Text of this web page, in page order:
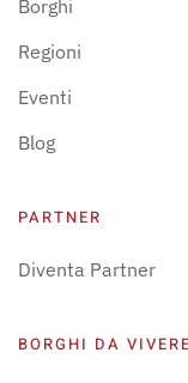
Borghi
Regioni
Eventi
Blog
PARTNER
Diventa Partner
BORGHI DA VIVERE